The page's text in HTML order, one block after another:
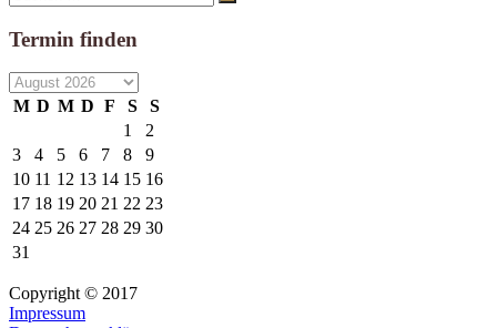
nach:
Suchen
Termin finden
M D M D F S
S
1
2
3
4 5 6 7 8
9
10 11 12 13 14 15 16
17 18 19 20 21 22 23
24 25 26 27 28 29 30
31
Copyright © 2017
Impressum